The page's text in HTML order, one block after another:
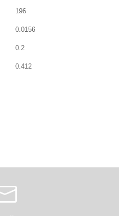
196
0.0156
0.2
0.412